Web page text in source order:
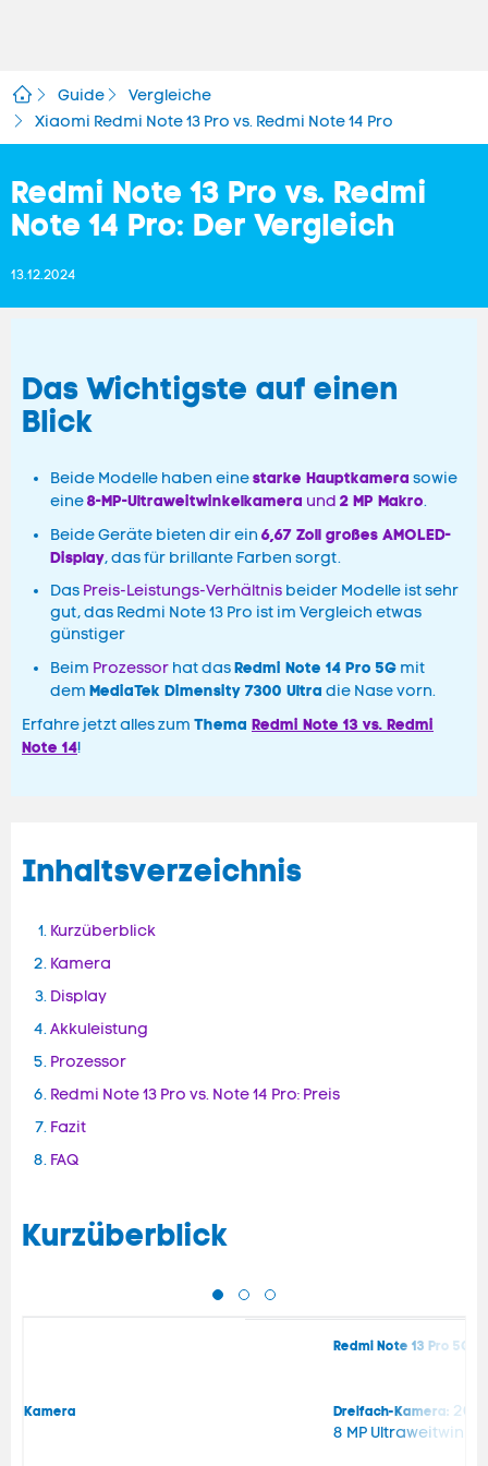
Guide
Vergleiche
Xiaomi Redmi Note 13 Pro vs. Redmi Note 14 Pro
Redmi Note 13 Pro vs. Redmi
Note 14 Pro: Der Vergleich
13.12.2024
Das Wichtigste auf einen
Blick
Beide Modelle haben einestarke Hauptkamera sowie
eine8-MP-Ultraweitwinkelkamera und 2 MP Makro.
Beide Geräte bieten dir ein 6,67 Zoll großes AMOLED-
Display, das für brillante Farben sorgt.
Das Preis-Leistungs-Verhältnis beider Modelle ist sehr
gut, das Redmi Note 13 Pro ist im Vergleich etwas
günstiger
Beim Prozessor hat dasRedmi Note 14 Pro 5G mit
dem MediaTek Dimensity 7300 Ultra die Nase vorn.
Erfahre jetzt alles zum Thema Redmi Note 13 vs. Redmi
Note 14!
Inhaltsverzeichnis
Kurzüberblick
Kamera
Display
Akkuleistung
Prozessor
Redmi Note 13 Pro vs. Note 14 Pro: Preis
Fazit
FAQ
Kurzüberblick
Redmi Note 13 Pro 5G
Kamera Dreifach-Kamera: 200
8 MP